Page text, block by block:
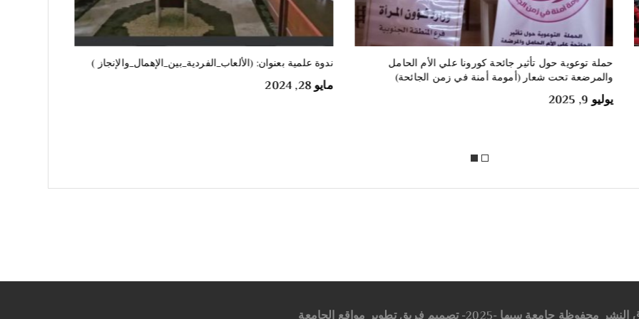
مشاركة مركز خدمة وتنمية المجتمع والبيئة مع قسم دعم و
تمكين المرأة في ورشة عمل بعنوان: دعم و تمكين المرأة في
المناصب القيادية الواقع والمأمول
ندوة علمية بعنوان: (الألعاب_الفردية_بين_الإهمال_والإنجاز )
مايو 28, 2024